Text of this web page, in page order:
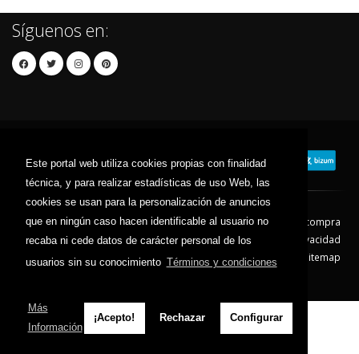
Este portal web utiliza cookies propias con finalidad
técnica, y para realizar estadísticas de uso Web, las
cookies se usan para la personalización de anuncios
que en ningún caso hacen identificable al usuario no
recaba ni cede datos de carácter personal de los
usuarios sin su conocimiento Términos y condiciones
Más
Información
¡Acepto! Rechazar Configurar
Síguenos en:
Contacto Aviso Legal
Condiciones de compra
Política de envíos
Política de devolución
Política de Privacidad
Política de Cookies
Sitemap